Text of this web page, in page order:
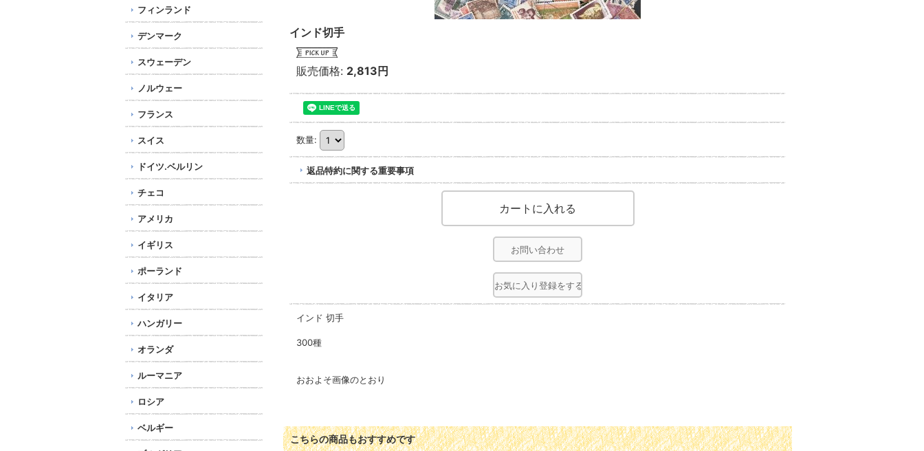
フィンランド
デンマーク
スウェーデン
ノルウェー
フランス
スイス
ドイツ.ベルリン
チェコ
アメリカ
イギリス
ポーランド
イタリア
ハンガリー
オランダ
ルーマニア
ロシア
ベルギー
インド切手
販売価格: 2,813円
数量:
返品特約に関する重要事項
お問い合わせ
お気に入り登録をする
インド 切手
300種
おおよそ画像のとおり
こちらの商品もおすすめです